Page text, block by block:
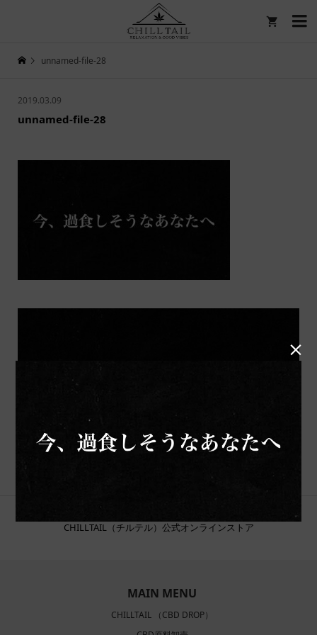

unnamed-file-28
2019.03.09
unnamed-file-28
CHILLTAIL（チルテル）公式オンラインストア
MAIN MENU
CHILLTAIL （CBD DROP）
